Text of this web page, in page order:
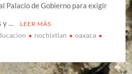
Palacio de Gobierno para exigir
y …
LEER MÁS
nochixtlan
oaxaca